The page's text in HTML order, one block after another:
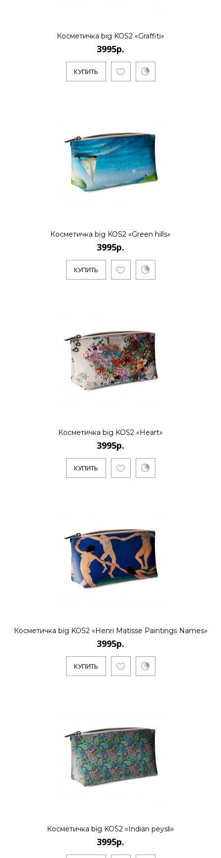
..
КУПИТЬ
3995р.
3995р.
..
3995р.
КУПИТЬ
3995р.
КУПИТЬ
3995р.
КУПИТЬ
Косметичка big KOS2 «Graffiti»
3995р.
КУПИТЬ
Косметичка big KOS2 «Green hills»
3995р.
КУПИТЬ
Косметичка big KOS2 «Heart»
3995р.
КУПИТЬ
Косметичка big KOS2 «Henri Matisse Paintings Names»
3995р.
КУПИТЬ
Косметичка big KOS2 «Indian peysli»
3995р.